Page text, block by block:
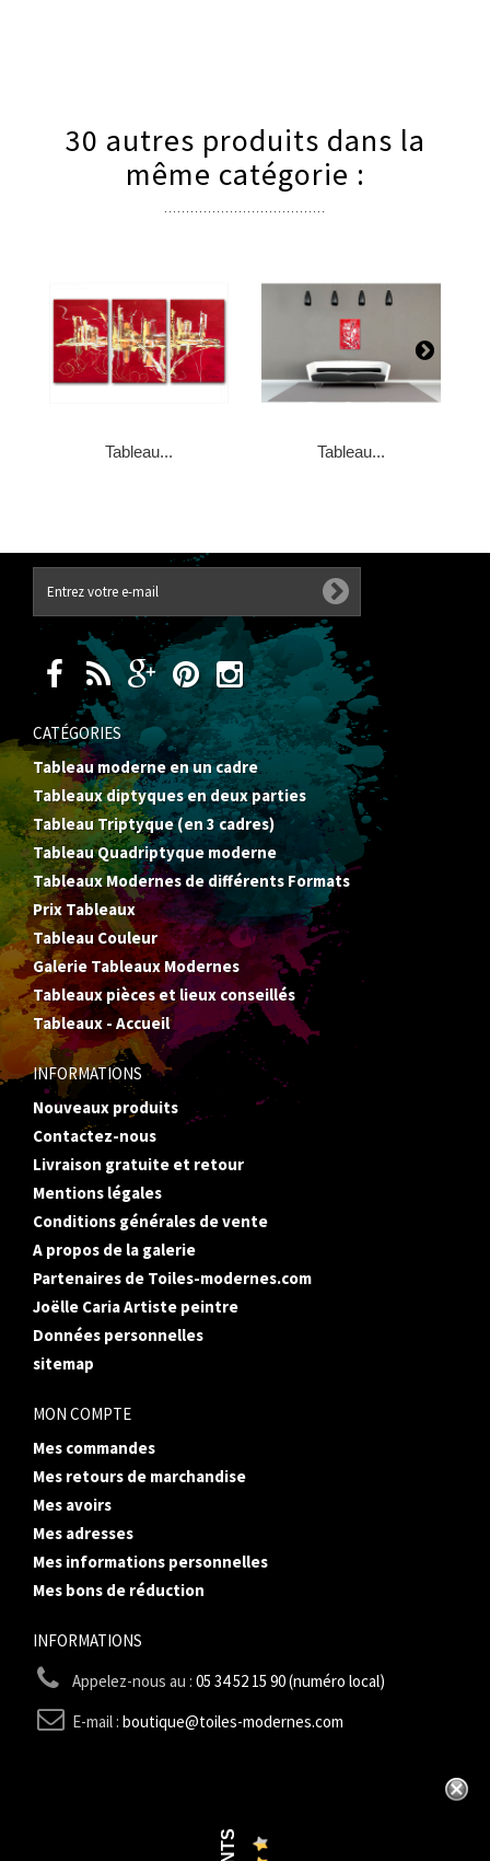
30 autres produits dans la
même catégorie :
Tableau... Tableau...
CATÉGORIES
Tableau moderne en un cadre
Tableaux diptyques en deux parties
Tableau Triptyque (en 3 cadres)
Tableau Quadriptyque moderne
Tableaux Modernes de différents Formats
Prix Tableaux
Tableau Couleur
Galerie Tableaux Modernes
Tableaux pièces et lieux conseillés
Tableaux - Accueil
INFORMATIONS
Nouveaux produits
Contactez-nous
Livraison gratuite et retour
Mentions légales
Conditions générales de vente
A propos de la galerie
Partenaires de Toiles-modernes.com
Joëlle Caria Artiste peintre
Données personnelles
sitemap
MON COMPTE
Mes commandes
Mes retours de marchandise
Mes avoirs
Mes adresses
Mes informations personnelles
Mes bons de réduction
INFORMATIONS
Appelez-nous au : 05 34 52 15 90 (numéro local)
E-mail : boutique@toiles-modernes.com